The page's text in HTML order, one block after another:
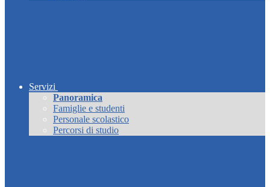
Servizi
Panoramica
Famiglie e studenti
Personale scolastico
Percorsi di studio